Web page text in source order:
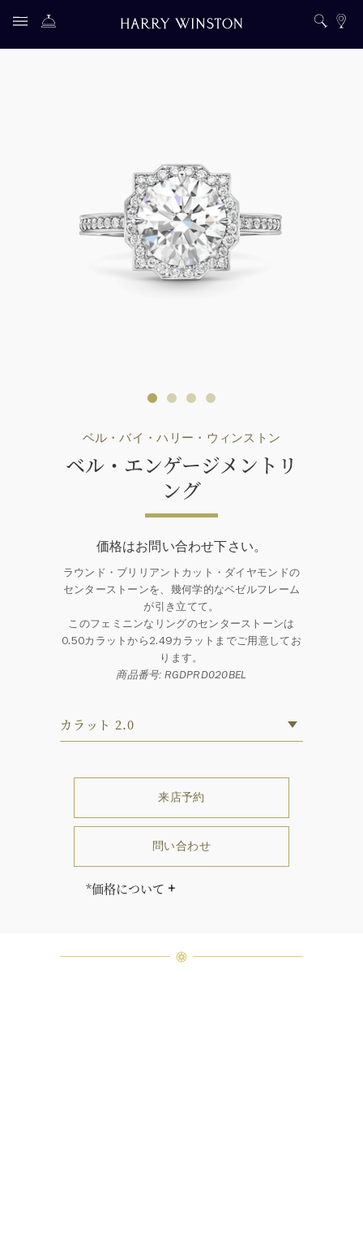
ベル・バイ・ハリー・ウィンストン
ベル・エンゲージメントリ
ング
価格はお問い合わせ下さい。
ラウンド・ブリリアントカット・ダイヤモンドの
センターストーンを、幾何学的なベゼルフレーム
が引き立てて。
このフェミニンなリングのセンターストーンは
0.50カラットから2.49カラットまでご用意してお
ります。
商品番号: RGDPRD020BEL
カラット 2.0
来店予約
問い合わせ
*価格について
ウィンストンによって厳選された最